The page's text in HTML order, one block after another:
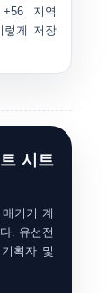
+56 지역
렇게 저장
시트
기기 계
. 유선전
획자 및